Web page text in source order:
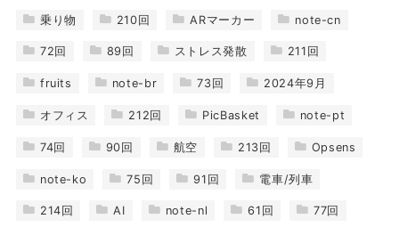
乗り物 210回 ARマーカー note-cn
72回 89回 ストレス発散 211回
fruits note-br 73回 2024年9月
オフィス 212回 PicBasket note-pt
74回 90回 航空 213回 Opsens
note-ko 75回 91回 電車/列車
214回 AI note-nl 61回 77回